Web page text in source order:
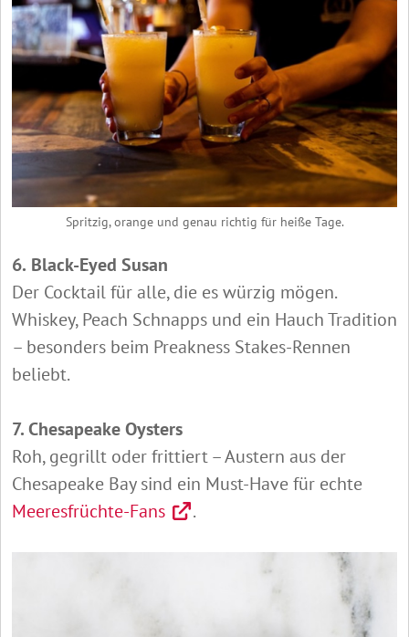
Spritzig, orange und genau richtig für heiße Tage.
6. Black‑Eyed Susan
Der Cocktail für alle, die es würzig mögen.
Whiskey, Peach Schnapps und ein Hauch Tradition
– besonders beim Preakness Stakes-Rennen
beliebt.
7. Chesapeake Oysters
Roh, gegrillt oder frittiert – Austern aus der
Chesapeake Bay sind ein Must-Have für echte
Meeresfrüchte-Fans
.